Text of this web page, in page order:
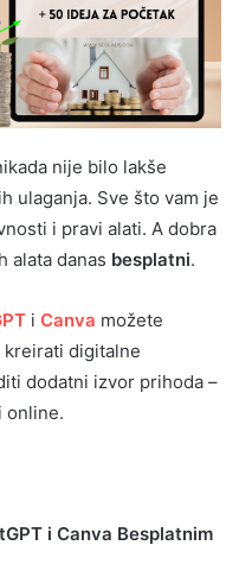
nije bilo lakše
ulaganja. Sve što vam je
i pravi alati. A dobra
alata danas besplatni.
i Canva možete
digitalne
dodatni izvor prihoda –
online.
i Canva Besplatnim